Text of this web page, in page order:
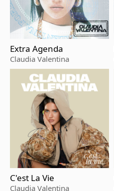
Extra Agenda
Claudia Valentina
C'est La Vie
Claudia Valentina